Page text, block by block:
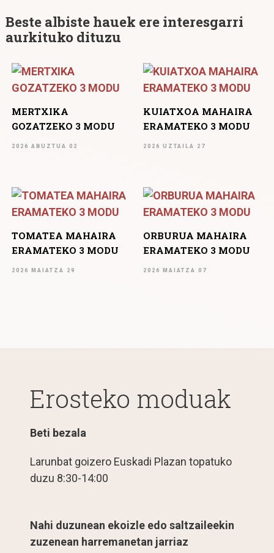
Beste albiste hauek ere interesgarri
aurkituko dituzu
MERTXIKA
GOZATZEKO 3 MODU
2026 ABUZTUA 02
KUIATXOA MAHAIRA
ERAMATEKO 3 MODU
2026 UZTAILA 27
TOMATEA MAHAIRA
ERAMATEKO 3 MODU
2026 MAIATZA 29
ORBURUA MAHAIRA
ERAMATEKO 3 MODU
2026 MAIATZA 07
Erosteko moduak
Beti bezala
Larunbat goizero Euskadi Plazan topatuko
duzu 8:30-14:00
Nahi duzunean ekoizle edo saltzaileekin
zuzenean harremanetan jarriaz